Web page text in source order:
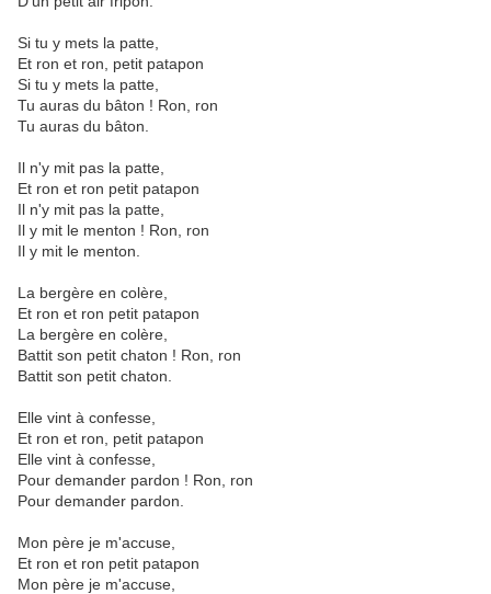
Si tu y mets la patte,
Et ron et ron, petit patapon
Si tu y mets la patte,
Tu auras du bâton ! Ron, ron
Tu auras du bâton.
Il n'y mit pas la patte,
Et ron et ron petit patapon
Il n'y mit pas la patte,
Il y mit le menton ! Ron, ron
Il y mit le menton.
La bergère en colère,
Et ron et ron petit patapon
La bergère en colère,
Battit son petit chaton ! Ron, ron
Battit son petit chaton.
Elle vint à confesse,
Et ron et ron, petit patapon
Elle vint à confesse,
Pour demander pardon ! Ron, ron
Pour demander pardon.
Mon père je m'accuse,
Et ron et ron petit patapon
Mon père je m'accuse,